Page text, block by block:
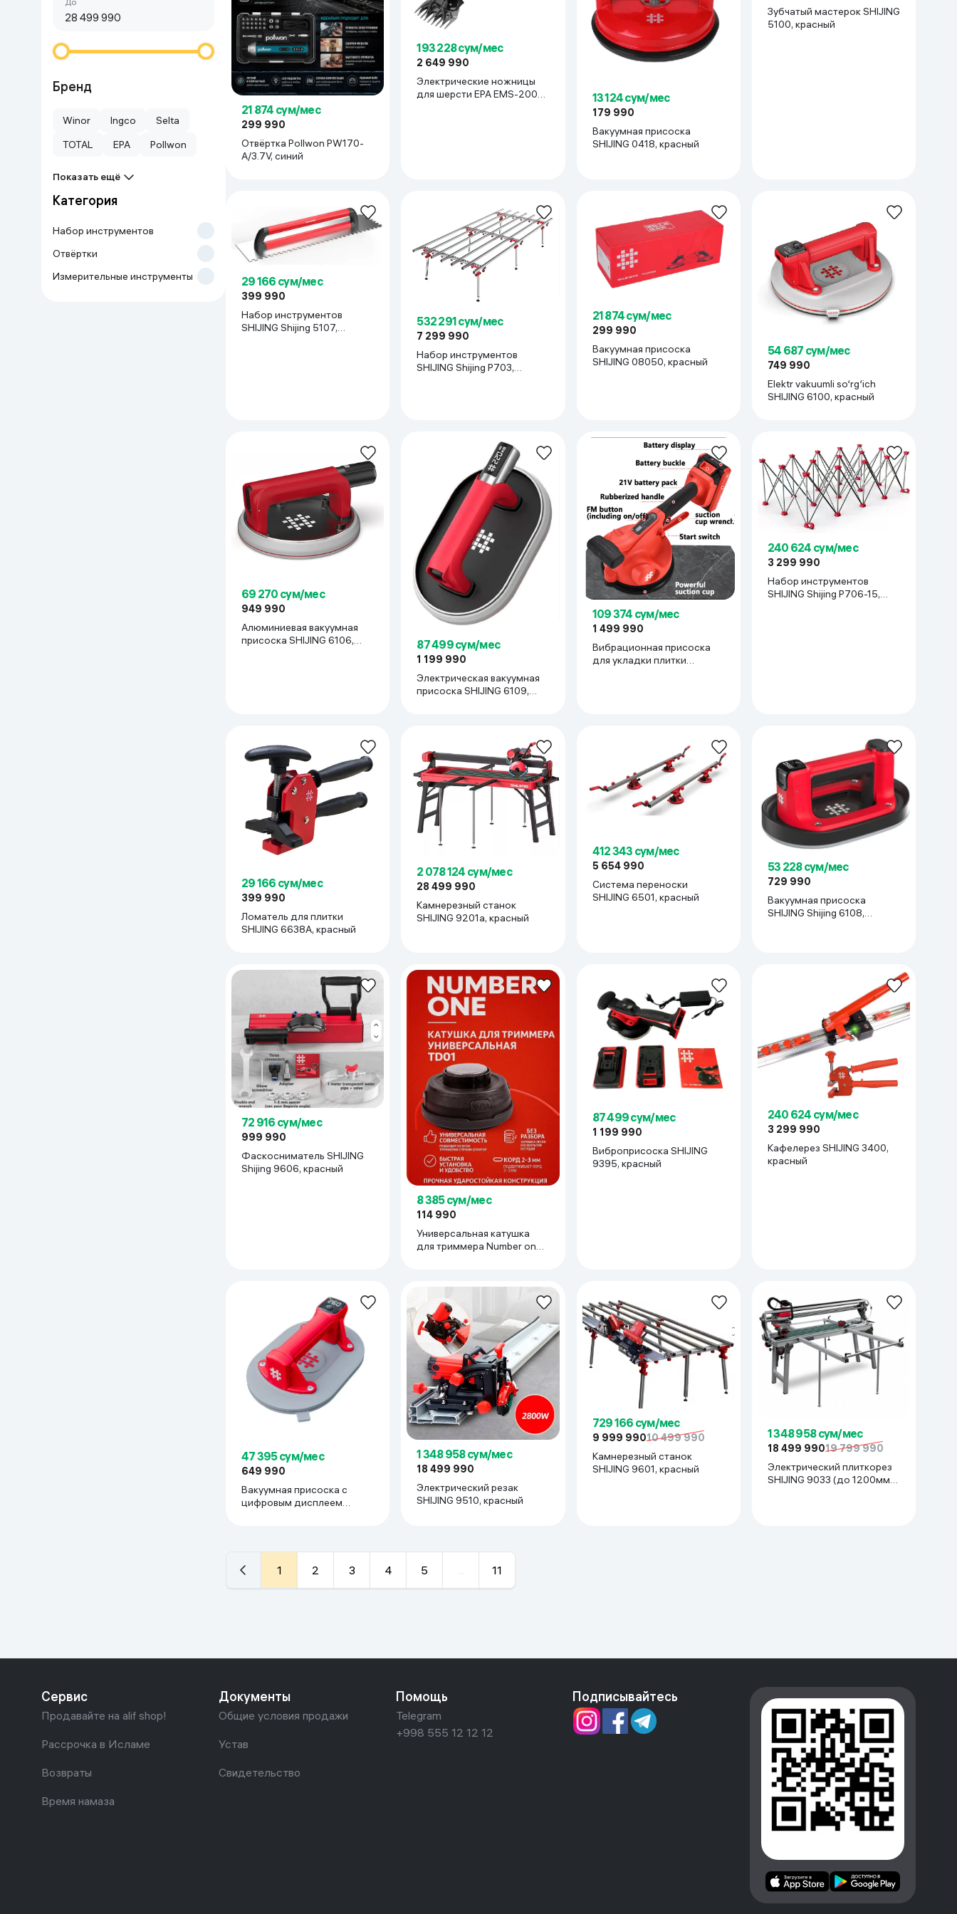
Спортивные товары
Строительство и ремонт
Очки виртуальной реальности
Умные очки
Бренд
Winor Ingco
Selta
TOTAL
EPA Pollwon
Показать ещё
Категория
Набор инструментов
Отвёртки
Измерительные инструменты
21 874 сум/мес
299 990
Отвёртка Pollwon PW170-
A/3.7V, синий
193 228 сум/мес
2 649 990
Электрические ножницы
для шерсти EPA EMS-200
13 124 сум/мес
179 990
Вакуумная присоска
SHIJING 0418, красный
Зубчатый мастерок SHIJING
5100, красный
29 166 сум/мес
399 990
Набор инструментов
SHIJING Shijing 5107,
532 291 сум/мес
7 299 990
Набор инструментов
SHIJING Shijing P703,
21 874 сум/мес
299 990
Вакуумная присоска
SHIJING 08050, красный
54 687 сум/мес
749 990
Elektr vakuumli so‘rg‘ich
SHIJING 6100, красный
69 270 сум/мес
949 990
Алюминиевая вакуумная
присоска SHIJING 6106,
87 499 сум/мес
1 199 990
Электрическая вакуумная
присоска SHIJING 6109,
109 374 сум/мес
1 499 990
Вибрационная присоска
для укладки плитки
240 624 сум/мес
3 299 990
Набор инструментов
SHIJING Shijing P706-15,
29 166 сум/мес
399 990
Ломатель для плитки
SHIJING 6638A, красный
2 078 124 сум/мес
28 499 990
Камнерезный станок
SHIJING 9201a, красный
412 343 сум/мес
5 654 990
Система переноски
SHIJING 6501, красный
53 228 сум/мес
729 990
Вакуумная присоска
SHIJING Shijing 6108,
72 916 сум/мес
999 990
Фаскосниматель SHIJING
Shijing 9606, красный
8 385 сум/мес
114 990
Универсальная катушка
для триммера Number one
87 499 сум/мес
1 199 990
Виброприсоска SHIJING
9395, красный
240 624 сум/мес
3 299 990
Кафелерез SHIJING 3400,
красный
47 395 сум/мес
649 990
Вакуумная присоска с
цифровым дисплеем
1 348 958 сум/мес
18 499 990
Электрический резак
SHIJING 9510, красный
729 166 сум/мес
9 999 99010 499 990
Камнерезный станок
SHIJING 9601, красный
1 348 958 сум/мес
18 499 99019 799 990
Электрический плиткорез
SHIJING 9033 (до 1200мм),
1 2 3 4 5 11
Сервис
Продавайте на alif shop!
Рассрочка в Исламе
Возвраты
Время намаза
Документы
Общие условия продажи
Устав
Свидетельство
Помощь
Telegram
+998 555 12 12 12
Подписывайтесь